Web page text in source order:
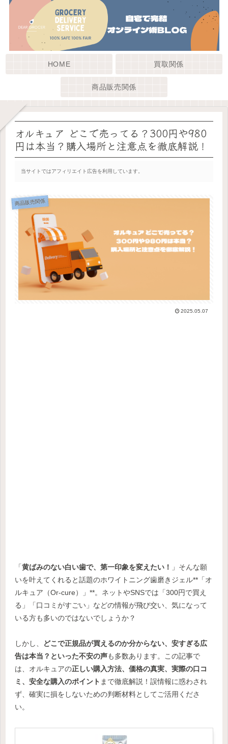
HOME 買取関係
商品販売関係
オルキュア どこで売ってる？300円や980
円は本当？購入場所と注意点を徹底解説！
当サイトではアフィリエイト広告を利用しています。
商品販売関係
2025.05.07
「黄ばみのない白い歯で、第一印象を変えたい！
」そんな願
いを叶えてくれると話題のホワイトニング歯磨きジェル**「オ
ルキュア（Or-cure）」**。ネットやSNSでは「300円で買え
る」「口コミがすごい」などの情報が飛び交い、気になって
いる方も多いのではないでしょうか？
しかし、
どこで正規品が買えるのか分からない、安すぎる広
告は本当？といった不安の声も多数あります。この記事で
は、オルキュアの正しい購入方法、価格の真実、実際の口コ
ミ、安全な購入のポイント まで徹底解説！誤情報に惑わされ
ず、確実に損をしないための判断材料としてご活用くださ
い。